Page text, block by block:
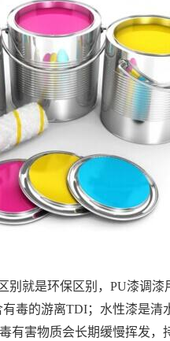
别就是环保区别，PU漆调
毒的游离TDI；水性漆是清
有害物质会长期缓慢挥发，